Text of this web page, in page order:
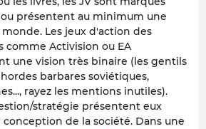
présentent au minimum une
Les jeux d'action des
comme Activision ou EA
une vision très binaire (les gentils
barbares soviétiques,
rayez les mentions inutiles).
stratégie présentent eux
de la société. Dans une